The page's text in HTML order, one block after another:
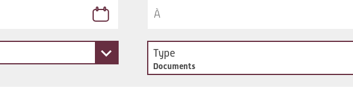
Type
Documents